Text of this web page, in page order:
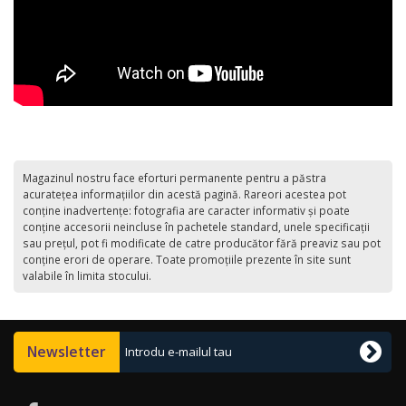
Magazinul nostru face eforturi permanente pentru a păstra
acurateţea informaţiilor din acestă pagină. Rareori acestea pot
conţine inadvertenţe: fotografia are caracter informativ şi poate
conţine accesorii neincluse în pachetele standard, unele specificaţii
sau preţul, pot fi modificate de catre producător fără preaviz sau pot
conţine erori de operare. Toate promoţiile prezente în site sunt
valabile în limita stocului.
Newsletter